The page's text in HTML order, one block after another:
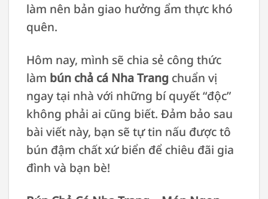
làm nên bản giao hưởng ẩm thực khó
quên.
Hôm nay, mình sẽ chia sẻ công thức
làm bún chả cá Nha Trang chuẩn vị
ngay tại nhà với những bí quyết “độc”
không phải ai cũng biết. Đảm bảo sau
bài viết này, bạn sẽ tự tin nấu được tô
bún đậm chất xứ biển để chiêu đãi gia
đình và bạn bè!